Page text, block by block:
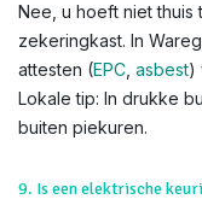
Nee, u hoeft niet thuis
zekeringkast. In
attesten (EPC asbest)
Lokale tip: In drukke
buiten piekuren.
9. Is een elektrische